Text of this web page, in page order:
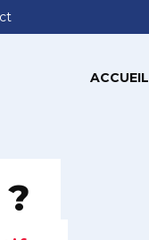
ACCUEIL